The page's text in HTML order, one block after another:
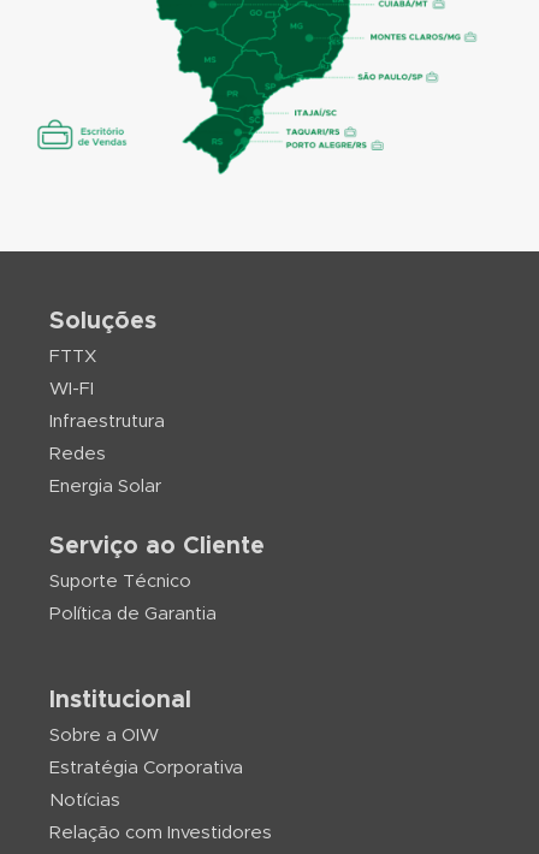
Soluções
FTTX
WI-FI
Infraestrutura
Redes
Energia Solar
Serviço ao Cliente
Suporte Técnico
Política de Garantia
Institucional
Sobre a OIW
Estratégia Corporativa
Notícias
Relação com Investidores